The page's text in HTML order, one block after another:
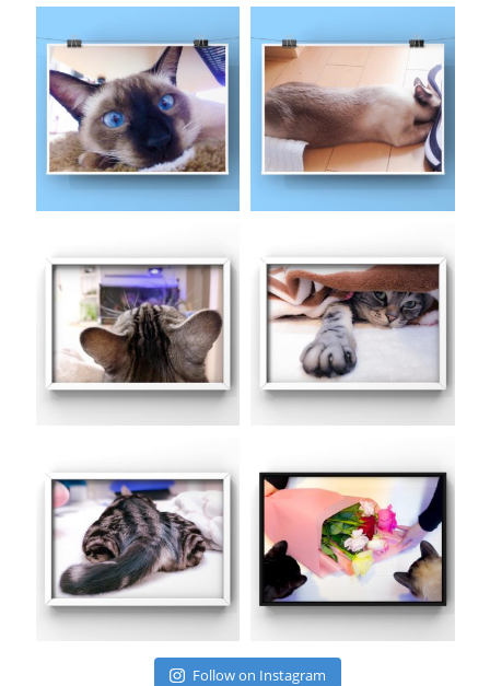
Follow on Instagram